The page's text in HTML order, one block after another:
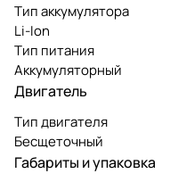
Тип аккумулятора
Li-Ion
Тип питания
Аккумуляторный
Двигатель
Тип двигателя
Бесщеточный
Габариты и упаковка